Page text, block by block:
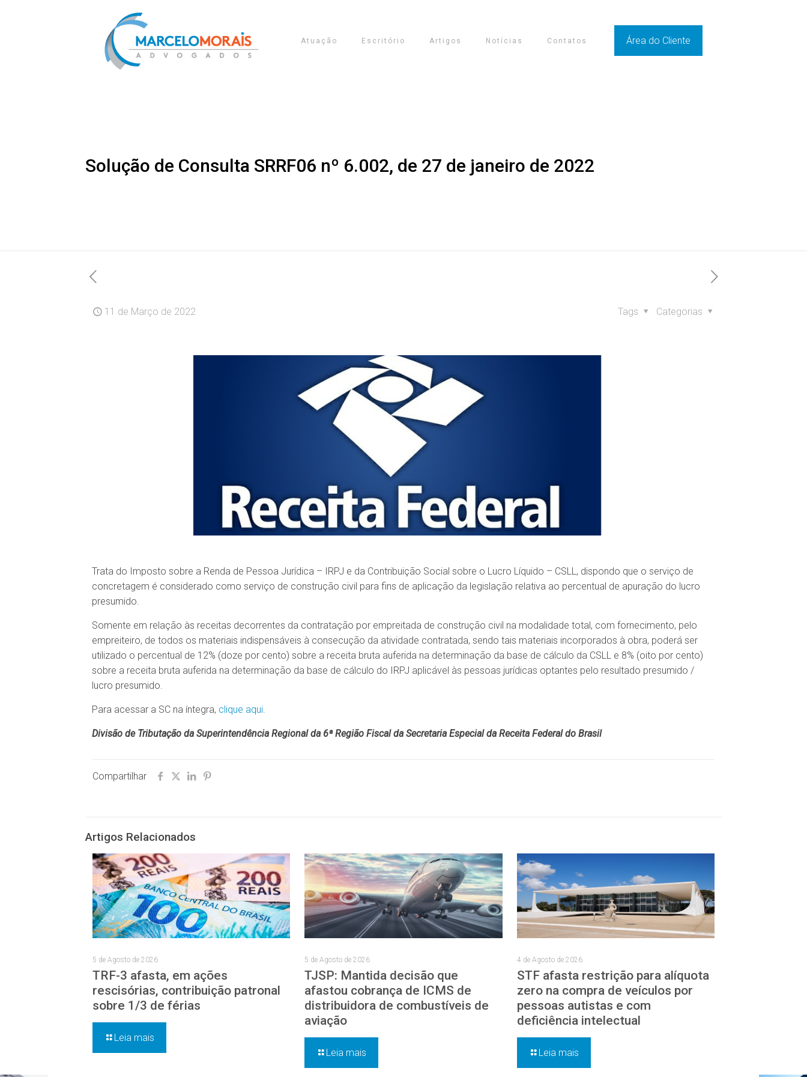
Atuação Escritório Artigos Notícias Contatos Área do Cliente
Solução de Consulta SRRF06 nº 6.002, de 27 de janeiro de 2022
11 de Março de 2022 Categorias
Tags
Trata do Imposto sobre a Renda de Pessoa Jurídica – IRPJ e da Contribuição Social sobre o Lucro Líquido – CSLL, dispondo que o serviço de
concretagem é considerado como serviço de construção civil para fins de aplicação da legislação relativa ao percentual de apuração do lucro
presumido.
Somente em relação às receitas decorrentes da contratação por empreitada de construção civil na modalidade total, com fornecimento, pelo
empreiteiro, de todos os materiais indispensáveis à consecução da atividade contratada, sendo tais materiais incorporados à obra, poderá ser
utilizado o percentual de 12% (doze por cento) sobre a receita bruta auferida na determinação da base de cálculo da CSLL e 8% (oito por cento)
sobre a receita bruta auferida na determinação da base de cálculo do IRPJ aplicável às pessoas jurídicas optantes pelo resultado presumido /
lucro presumido.
Para acessar a SC na íntegra, clique aqui.
Divisão de Tributação da Superintendência Regional da 6ª Região Fiscal da Secretaria Especial da Receita Federal do Brasil
Compartilhar
Artigos Relacionados
5 de Agosto de 2026
TRF-3 afasta, em ações
rescisórias, contribuição patronal
sobre 1/3 de férias
Leia mais
5 de Agosto de 2026
TJSP: Mantida decisão que
afastou cobrança de ICMS de
distribuidora de combustíveis de
aviação
Leia mais
4 de Agosto de 2026
STF afasta restrição para alíquota
zero na compra de veículos por
pessoas autistas e com
deficiência intelectual
Leia mais